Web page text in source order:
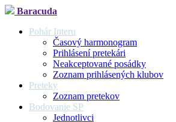
Baracuda
Pohár Interu
Časový harmonogram
Prihlásení pretekári
Neakceptované posádky
Zoznam prihlásených klubov
Preteky
Zoznam pretekov
Bodovanie SP
Jednotlivci